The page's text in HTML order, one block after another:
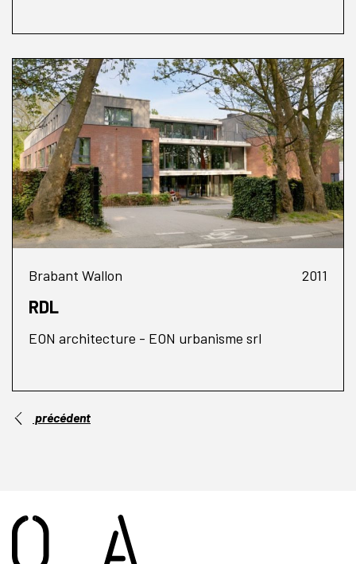
Brabant Wallon 2011
RDL
EON architecture - EON urbanisme srl
précédent